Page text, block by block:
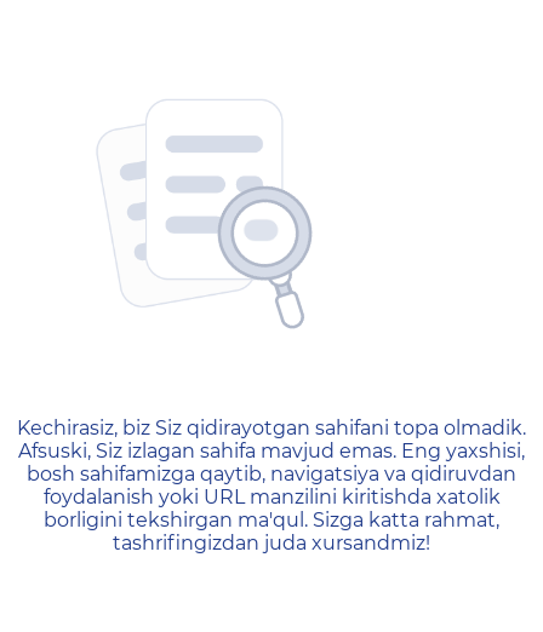
404 — Страница не
Kechirasiz, biz Siz qidirayotgan sahifani topa olmadik.
Afsuski, Siz izlagan sahifa mavjud emas. Eng yaxshisi,
bosh sahifamizga qaytib, navigatsiya va qidiruvdan
foydalanish yoki URL manzilini kiritishda xatolik
borligini tekshirgan ma'qul. Sizga katta rahmat,
tashrifingizdan juda xursandmiz!